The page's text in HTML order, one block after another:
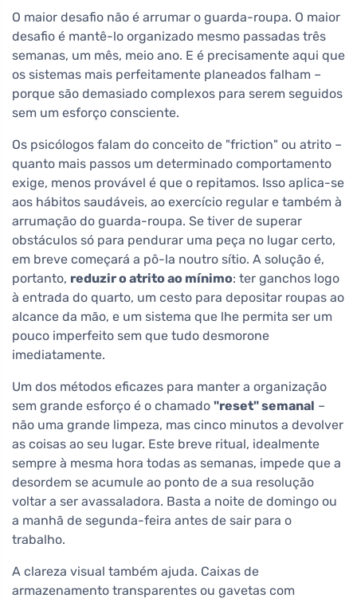
O maior desafio não é arrumar o guarda-roupa. O maior
desafio é mantê-lo organizado mesmo passadas três
semanas, um mês, meio ano. E é precisamente aqui que
os sistemas mais perfeitamente planeados falham –
porque são demasiado complexos para serem seguidos
sem um esforço consciente.
Os psicólogos falam do conceito de "friction" ou atrito –
quanto mais passos um determinado comportamento
exige, menos provável é que o repitamos. Isso aplica-se
aos hábitos saudáveis, ao exercício regular e também à
arrumação do guarda-roupa. Se tiver de superar
obstáculos só para pendurar uma peça no lugar certo,
em breve começará a pô-la noutro sítio. A solução é,
portanto, reduzir o atrito ao mínimo: ter ganchos logo
à entrada do quarto, um cesto para depositar roupas ao
alcance da mão, e um sistema que lhe permita ser um
pouco imperfeito sem que tudo desmorone
imediatamente.
Um dos métodos eficazes para manter a organização
sem grande esforço é o chamado "reset" semanal –
não uma grande limpeza, mas cinco minutos a devolver
as coisas ao seu lugar. Este breve ritual, idealmente
sempre à mesma hora todas as semanas, impede que a
desordem se acumule ao ponto de a sua resolução
voltar a ser avassaladora. Basta a noite de domingo ou
a manhã de segunda-feira antes de sair para o
trabalho.
A clareza visual também ajuda. Caixas de
armazenamento transparentes ou gavetas com